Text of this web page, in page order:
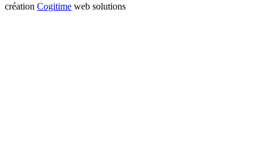
création Cogitime web solutions